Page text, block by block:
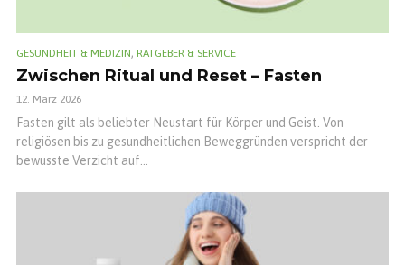
GESUNDHEIT & MEDIZIN, RATGEBER & SERVICE
Zwischen Ritual und Reset – Fasten
12. März 2026
Fasten gilt als beliebter Neustart für Körper und Geist. Von
religiösen bis zu gesundheitlichen Beweggründen verspricht der
bewusste Verzicht auf...